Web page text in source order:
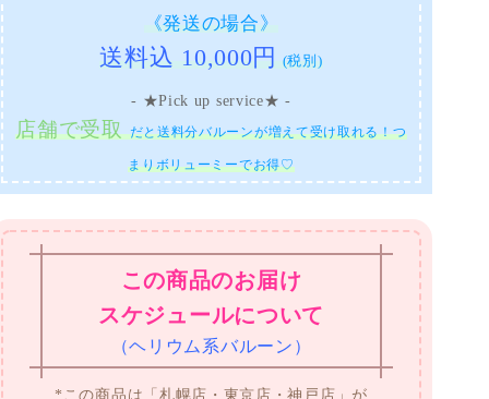
《発送の場合》
送料込 10,000円 (税別)
- ★Pick up service★ -
店舗で受取だと送料分バルーンが増えて受け取れる！つ
まりボリューミーでお得♡
この商品のお届け
スケジュールについて
（ヘリウム系バルーン）
*この商品は「札幌店・東京店・神戸店」が